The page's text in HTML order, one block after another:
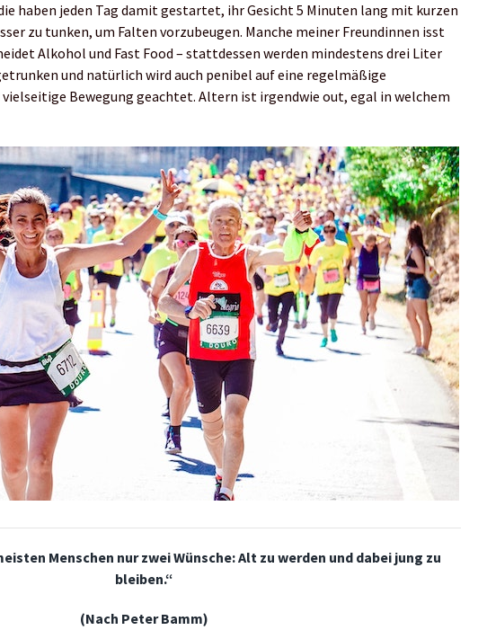
haben jeden Tag damit gestartet, ihr Gesicht 5 Minuten lang mit kurzen
zu tunken, um Falten vorzubeugen. Manche meiner Freundinnen isst
Alkohol und Fast Food – stattdessen werden mindestens drei Liter
und natürlich wird auch penibel auf eine regelmäßige
Bewegung geachtet. Altern ist irgendwie out, egal in welchem
Menschen nur zwei Wünsche:Alt zu werden und dabei jung zu
bleiben.“
(Nach Peter Bamm)